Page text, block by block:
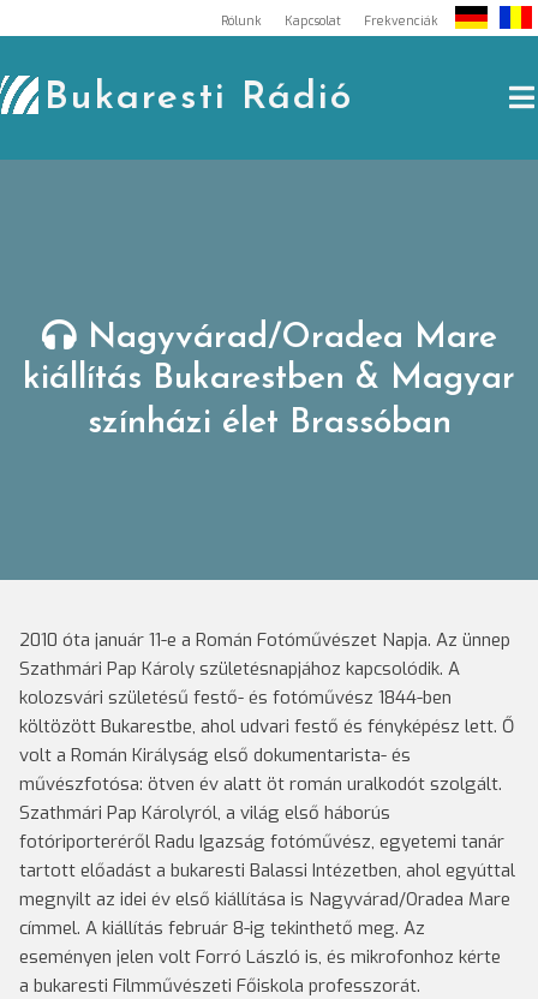
to
content
Rólunk Kapcsolat Frekvenciák
Bukaresti Rádió
Nagyvárad/Oradea Mare
kiállítás Bukarestben & Magyar
színházi élet Brassóban
2010 óta január 11-e a Román Fotóművészet Napja. Az ünnep
Szathmári Pap Károly születésnapjához kapcsolódik. A
kolozsvári születésű festő- és fotóművész 1844-ben
költözött Bukarestbe, ahol udvari festő és fényképész lett. Ő
volt a Román Királyság első dokumentarista- és
művészfotósa: ötven év alatt öt román uralkodót szolgált.
Szathmári Pap Károlyról, a világ első háborús
fotóriporteréről Radu Igazság fotóművész, egyetemi tanár
tartott előadást a bukaresti Balassi Intézetben, ahol egyúttal
megnyilt az idei év első kiállítása is Nagyvárad/Oradea Mare
címmel. A kiállítás február 8-ig tekinthető meg. Az
eseményen jelen volt Forró László is, és mikrofonhoz kérte
a bukaresti Filmművészeti Főiskola professzorát.